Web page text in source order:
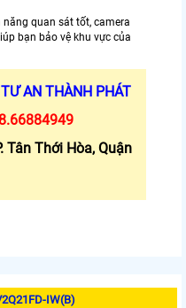
quan sát tốt, camera
bạn bảo vệ khu vực của
AN THÀNH PHÁT
Tân Thới Hòa, Quận
IW(B)